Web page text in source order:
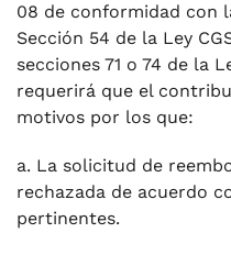
08 de conformidad con
Sección 54 de la Ley
secciones 71 o 74 de la
requerirá que el
motivos por los que:
a. La solicitud de
rechazada de acuerdo
pertinentes.